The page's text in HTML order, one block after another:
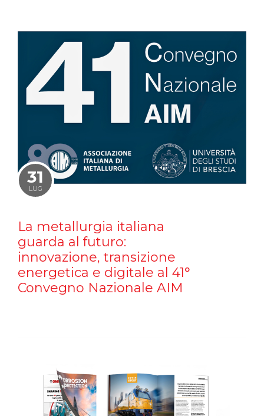
31
LUG
La metallurgia italiana
guarda al futuro:
innovazione, transizione
energetica e digitale al 41°
Convegno Nazionale AIM